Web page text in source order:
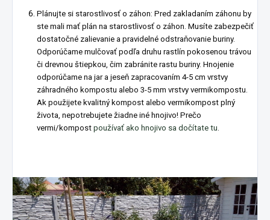
Plánujte si starostlivosť o záhon: Pred zakladaním záhonu by
ste mali mať plán na starostlivosť o záhon. Musíte zabezpečiť
dostatočné zalievanie a pravidelné odstraňovanie buriny.
Odporúčame mulčovať podľa druhu rastlín pokosenou trávou
či drevnou štiepkou, čim zabránite rastu buriny. Hnojenie
odporúčame na jar a jeseň zapracovaním 4-5 cm vrstvy
záhradného kompostu alebo 3-5 mm vrstvy vermikompostu.
Ak použijete kvalitný kompost alebo vermikompost plný
života, nepotrebujete žiadne iné hnojivo! Prečo
vermi/kompost používať ako hnojivo sa dočítate tu